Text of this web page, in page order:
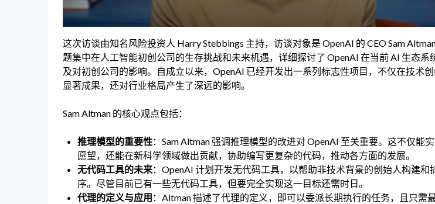
这次访谈由知名风险投资人 Harry Stebbings 主持，访谈对象是 OpenAI 的 CEO Sam
题集中在人工智能初创公司的生存挑战和未来机遇，详细探讨了 OpenAI 在当前 AI 生态系
及对初创公司的影响。自成立以来，OpenAI 已经开发出一系列标志性项目，不仅在技术
显著成果，还对行业格局产生了深远的影响。
Sam Altman 的核心观点包括：
推理模型的重要性：Sam Altman 强调推理模型的改进对 OpenAI 至关重要。这不仅能
愿望，还能在新科学领域做出贡献，协助编写更复杂的代码，推动各方面的发展。
无代码工具的未来：OpenAI 计划开发无代码工具，以帮助非技术背景的创始人构建和
序。尽管目前已有一些无代码工具，但要完全实现这一目标还需时日。
代理的定义与应用 ：Altman 描述了代理的定义，即可以委派长期执行的任务，且只需